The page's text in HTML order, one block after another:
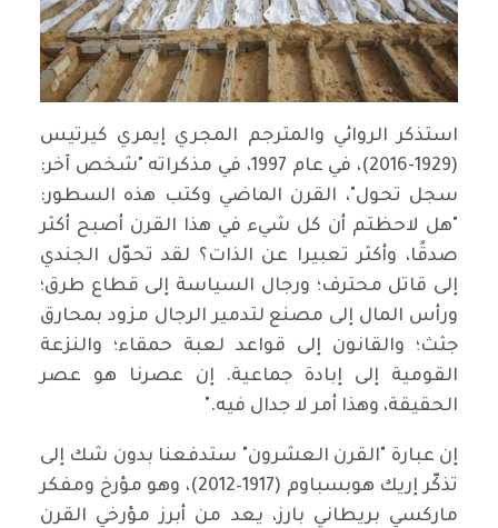
استذكر الروائي والمترجم المجري إيمري كيرتيس
(1929-2016)، في عام 1997، في مذكراته "شخص آخر:
سجل تحول"، القرن الماضي وكتب هذه السطور:
"هل لاحظتم أن كل شيء في هذا القرن أصبح أكثر
صدقًا، وأكثر تعبيرا عن الذات؟ لقد تحوّل الجندي
إلى قاتل محترف؛ ورجال السياسة إلى قطاع طرق؛
ورأس المال إلى مصنع لتدمير الرجال مزود بمحارق
جثث؛ والقانون إلى قواعد لعبة حمقاء؛ والنزعة
القومية إلى إبادة جماعية. إن عصرنا هو عصر
الحقيقة، وهذا أمر لا جدال فيه."
إن عبارة "القرن العشرون" ستدفعنا بدون شك إلى
تذكّر إريك هوبسباوم (1917–2012)، وهو مؤرخ ومفكر
ماركسي بريطاني بارز، يعد من أبرز مؤرخي القرن